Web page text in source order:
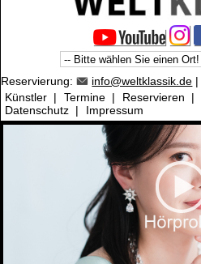
Reservierung: info@weltklassik.de |
Künstler | Termine | Reservieren |
Datenschutz | Impressum